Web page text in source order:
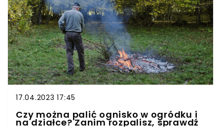
17.04.2023 17:45
Czy można palić ognisko w ogródku i
na działce? Zanim rozpalisz, sprawdź